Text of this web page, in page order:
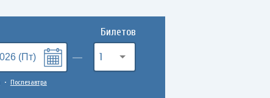
• Послезавтра
Билетов
1